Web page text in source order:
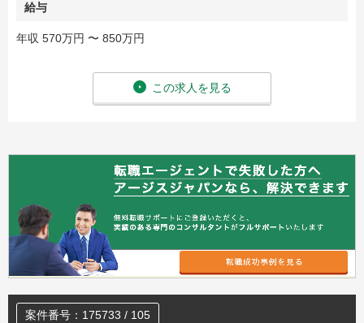
給与
年収 570万円 〜 850万円
この求人を見る
案件番号：175733 / 105